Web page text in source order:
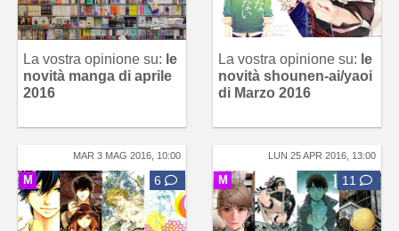
La vostra opinione su: le
novità manga di aprile
2016
La vostra opinione su: le
novità shounen-ai/yaoi
di Marzo 2016
MAR 3 MAG 2016, 10:00
M 6
LUN 25 APR 2016, 13:00
M 11